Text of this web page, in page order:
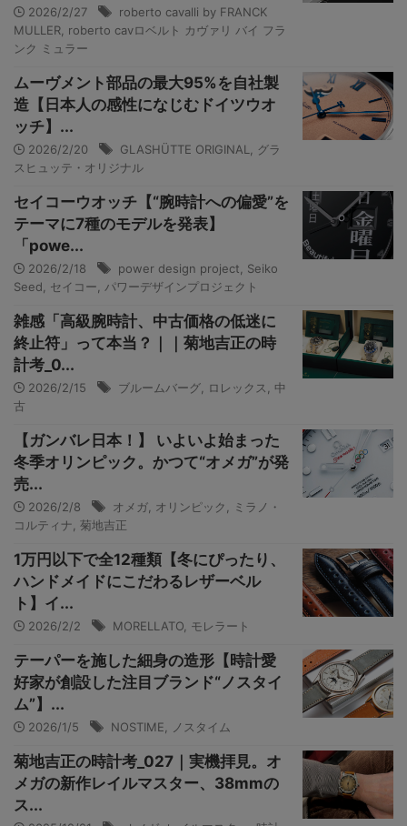
2026/2/27
roberto cavalli by FRANCK
MULLER roberto cavロベルト カヴァリ バイ フラ
ンク ミュラー
ムーヴメント部品の最大95%を自社製
造【日本人の感性になじむドイツウオ
ッチ】...
2026/2/20 GLASHÜTTE ORIGINAL
グラ
スヒュッテ・オリジナル
セイコーウオッチ【“腕時計への偏愛”を
テーマに7種のモデルを発表】
「powe...
2026/2/18 power design project
Seiko
Seed
セイコー パワーデザインプロジェクト
雑感「高級腕時計、中古価格の低迷に
終止符」って本当？｜｜菊地吉正の時
計考_0...
2026/2/15 ブルームバーグ ロレックス
中
古
【ガンバレ日本！】 いよいよ始まった
冬季オリンピック。かつて“オメガ”が発
売...
2026/2/8 オメガ オリンピック
ミラノ・
コルティナ 菊地吉正
1万円以下で全12種類【冬にぴったり、
ハンドメイドにこだわるレザーベル
ト】イ...
2026/2/2 MORELLATO モレラート
テーパーを施した細身の造形【時計愛
好家が創設した注目ブランド“ノスタイ
ム”】...
2026/1/5 NOSTIME ノスタイム
菊地吉正の時計考_027｜実機拝見。オ
メガの新作レイルマスター、38mmの
ス...